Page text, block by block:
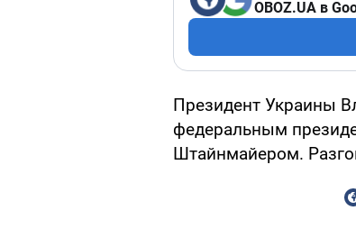
OBOZ.UA в
Президент Украины
федеральным
Штайнмайером.